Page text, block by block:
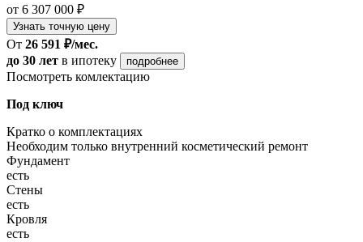
от 6 307 000 ₽
Узнать точную цену
От 26 591 ₽/мес.
до 30 лет в ипотеку подробнее
Посмотреть комлектацию
Под ключ
Кратко о комплектациях
Необходим только внутренний косметический ремонт
Фундамент
есть
Стены
есть
Кровля
есть